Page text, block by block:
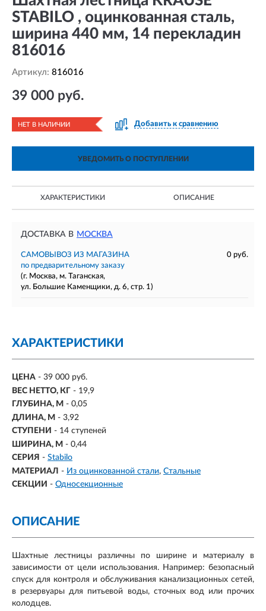
STABILO , оцинкованная сталь,
ширина 440 мм, 14 перекладин
816016
Артикул: 816016
39 000 руб.
НЕТ В НАЛИЧИИ Добавить к сравнению
УВЕДОМИТЬ О ПОСТУПЛЕНИИ
ХАРАКТЕРИСТИКИ ОПИСАНИЕ
ДОСТАВКА В МОСКВА
САМОВЫВОЗ ИЗ МАГАЗИНА
0 руб.
по предварительному заказу
(г. Москва, м. Таганская,
ул. Большие Каменщики, д. 6, стр. 1)
ХАРАКТЕРИСТИКИ
ЦЕНА - 39 000 руб.
ВЕС НЕТТО, КГ - 19,9
ГЛУБИНА, М - 0,05
ДЛИНА, М - 3,92
СТУПЕНИ - 14 ступеней
ШИРИНА, М - 0,44
СЕРИЯ - Stabilo
МАТЕРИАЛ - Из оцинкованной стали Стальные
СЕКЦИИ - Односекционные
ОПИСАНИЕ
Шахтные лестницы различны по ширине и материалу в
зависимости от цели использования. Например: безопасный
спуск для контроля и обслуживания канализационных сетей,
в резервуары для питьевой воды, сточных вод или прочих
колодцев.